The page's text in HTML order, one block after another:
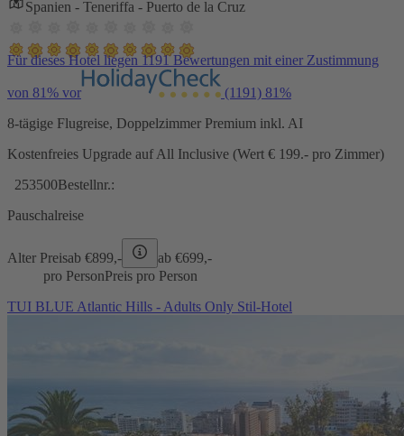
Spanien - Teneriffa - Puerto de la Cruz
Für dieses Hotel liegen 1191 Bewertungen mit einer Zustimmung
von 81% vor (1191) 81%
8-tägige Flugreise, Doppelzimmer Premium inkl. AI
Kostenfreies Upgrade auf All Inclusive (Wert € 199.- pro Zimmer)
253500Bestellnr.:
Pauschalreise
Alter Preisab €899,- ab €699,-
pro PersonPreis pro Person
TUI BLUE Atlantic Hills - Adults Only Stil-Hotel